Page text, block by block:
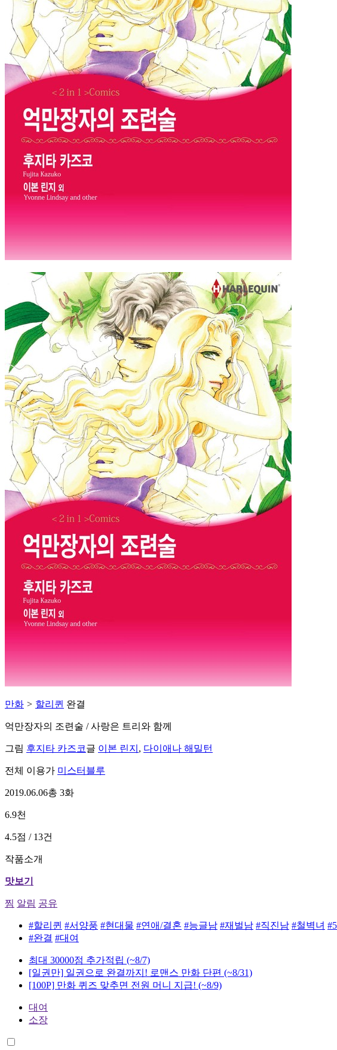
만화 > 할리퀸 완결
억만장자의 조련술 / 사랑은 트리와 함께
그림 후지타 카즈코글 이본 린지 , 다이애나 해밀턴
전체 이용가 미스터블루
2019.06.06총 3화
6.9천
4.5점 / 13건
작품소개
맛보기
찜 알림 공유
#할리퀸 #서양풍 #현대물 #연애/결혼 #능글남 #재벌남 #직진남 #철벽녀
#완결 #대여
최대 30000점 추가적립 (~8/7)
[일권만] 일권으로 완결까지! 로맨스 만화 단편 (~8/31)
[100P] 만화 퀴즈 맞추면 전원 머니 지급! (~8/9)
대여
소장